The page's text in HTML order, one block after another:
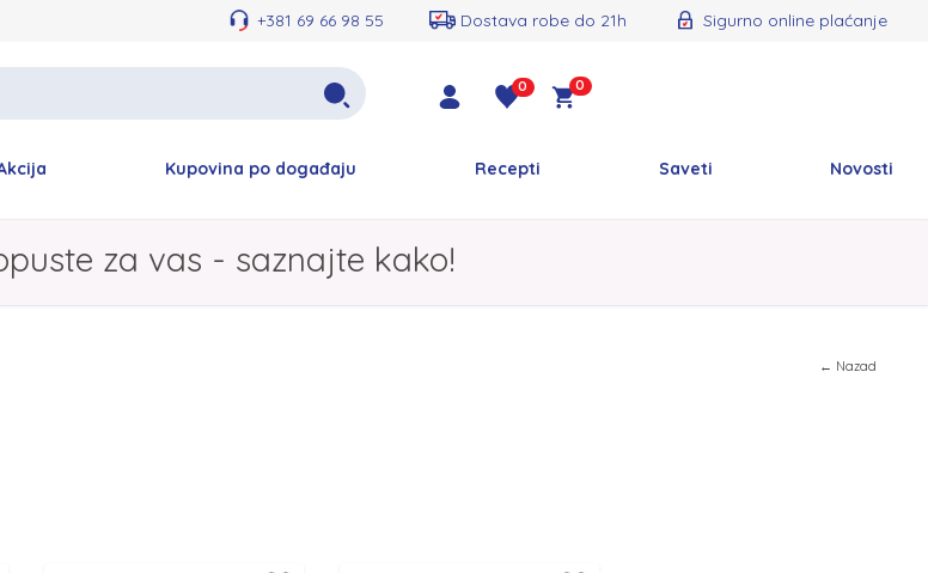
+381 69 66 98 55 Dostava robe do 21h Sigurno online plaćanje
0 0
Kupovina po događaju Recepti Saveti Novosti
za vas - saznajte kako!
← Nazad